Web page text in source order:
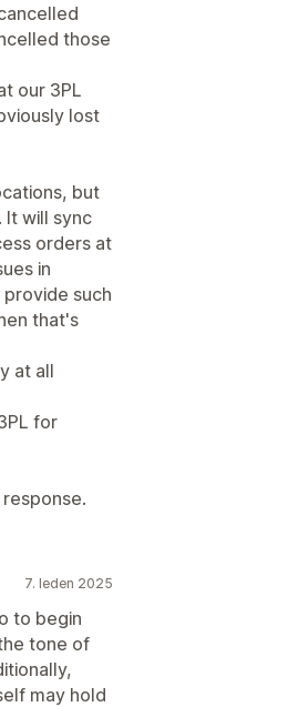
those
our 3PL
lost
but
It will sync
orders at
in
such
that's
at all
for
7. leden 2025
to begin
tone of
may hold